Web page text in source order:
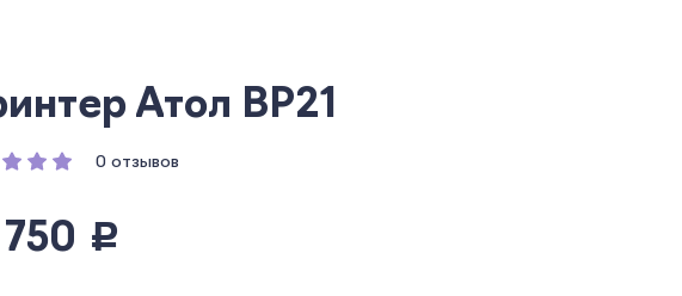
Атол BP21
0 отзывов
руб.